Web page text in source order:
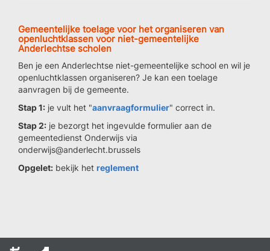
Gemeentelijke toelage voor het organiseren van
openluchtklassen voor niet-gemeentelijke
Anderlechtse scholen
Ben je een Anderlechtse niet-gemeentelijke school en wil je
openluchtklassen organiseren? Je kan een toelage
aanvragen bij de gemeente.
Stap 1: je vult het "aanvraagformulier" correct in.
Stap 2: je bezorgt het ingevulde formulier aan de
gemeentedienst Onderwijs via
onderwijs@anderlecht.brussels
Opgelet: bekijk het reglement